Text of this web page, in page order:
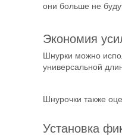
они больше не
Экономия
Шнурки можно
универсальной
Шнурочки также
Установка